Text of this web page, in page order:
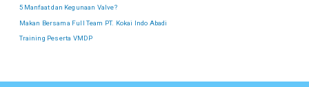
5 Manfaat dan Kegunaan Valve?
Makan Bersama Full Team PT. Kokai Indo Abadi
Training Peserta VMDP